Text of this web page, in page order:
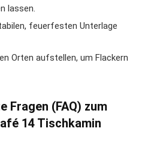
lassen.
feuerfesten Unterlage
Orten aufstellen, um Flackern
Fragen (FAQ) zum
14 Tischkamin